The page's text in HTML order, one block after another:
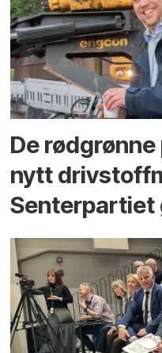
De
nytt
Senterpartiet